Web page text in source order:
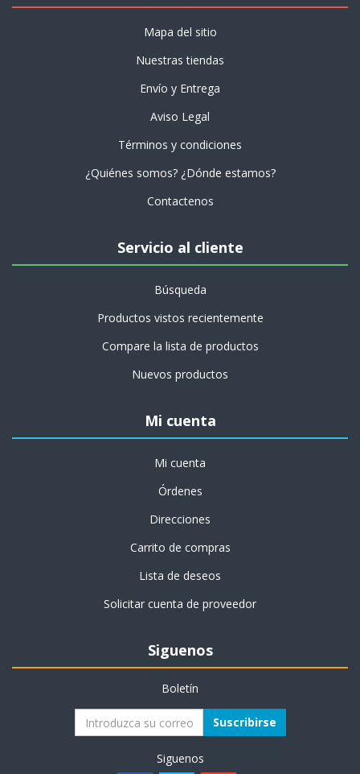
Mapa del sitio
Nuestras tiendas
Envío y Entrega
Aviso Legal
Términos y condiciones
¿Quiénes somos? ¿Dónde estamos?
Contactenos
Servicio al cliente
Búsqueda
Productos vistos recientemente
Compare la lista de productos
Nuevos productos
Mi cuenta
Mi cuenta
Órdenes
Direcciones
Carrito de compras
Lista de deseos
Solicitar cuenta de proveedor
Siguenos
Boletín
Suscribirse
Siguenos